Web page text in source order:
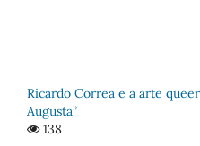
Ricardo Correa e a arte
Augusta”
138